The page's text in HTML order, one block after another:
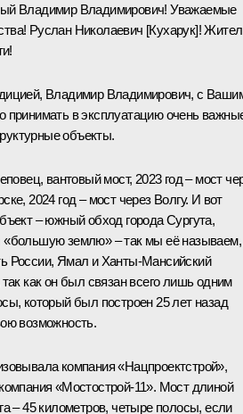
Владимир Владимирович! Уважаемые
Руслан Николаевич [Кухарук]!
Владимир Владимирович, с
принимать в эксплуатацию очень
объекты.
вантовый мост, 2023 год – мост
2024 год – мост через Волгу. И вот
– южный обход города Сургута,
«большую землю» – так мы её называем,
России, Ямал и Ханты-Мансийский
так как он был связан всего лишь одним
который был построен 25 лет назад
возможность.
компания «Нацпроектстрой»,
«Мостострой-11». Мост длиной
– 45 километров, четыре полосы, если